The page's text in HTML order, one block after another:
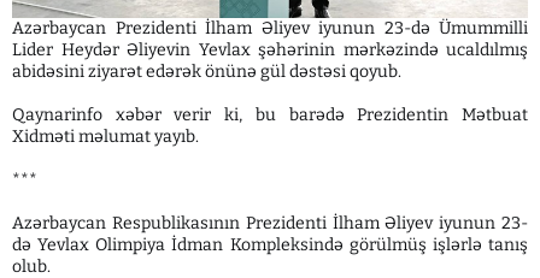
Azərbaycan Prezidenti İlham Əliyev iyunun 23-də Ümummilli
Lider Heydər Əliyevin Yevlax şəhərinin mərkəzində ucaldılmış
abidəsini ziyarət edərək önünə gül dəstəsi qoyub.
Qaynarinfo xəbər verir ki, bu barədə Prezidentin Mətbuat
Xidməti məlumat yayıb.
***
Azərbaycan Respublikasının Prezidenti İlham Əliyev iyunun 23-
də Yevlax Olimpiya İdman Kompleksində görülmüş işlərlə tanış
olub.